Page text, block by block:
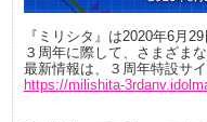
『ミリシタ』は2020年6月
３周年に際して、さまざま
最新情報は、３周年特設サ
https://milishita-